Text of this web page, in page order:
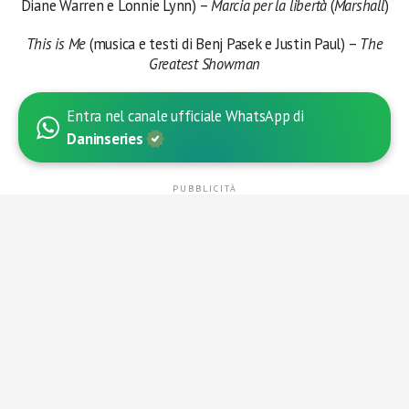
Diane Warren e Lonnie Lynn) –Marcia per la libertà(Marshall)
This is Me(musica e testi di Benj Pasek e Justin Paul) – The
Greatest Showman
Entra nel canale ufficiale WhatsApp di
Daninseries